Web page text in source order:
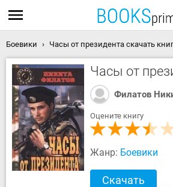
Боевики Часы от президента скачать
Часы от
Оцените книгу
Жанр: Боевики
Скачать